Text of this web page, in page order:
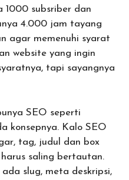
1000 subsriber dan
4.000 jam tayang
agar memenuhi syarat
website yang ingin
tapi sayangnya
SEO seperti
konsepnya. Kalo SEO
tag, judul dan box
saling bertautan.
slug, meta deskripsi,